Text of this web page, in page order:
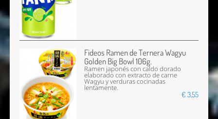
Fideos Ramen de Ternera Wagyu
Golden Big Bowl 106g.
Ramen japonés con caldo dorado
elaborado con extracto de carne
Wagyu y verduras cocinadas
lentamente.
€ 3,55